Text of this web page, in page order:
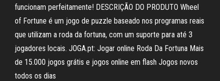
funcionam perfeitamente! DESCRIÇÃO DO PRODUTO Wheel
of Fortune é um jogo de puzzle baseado nos programas reais
que utilizam a roda da fortuna, com um suporte para até 3
jogadores locais. JOGA.pt: Jogar online Roda Da Fortuna Mais
de 15.000 jogos grátis e jogos online em flash Jogos novos
todos os dias